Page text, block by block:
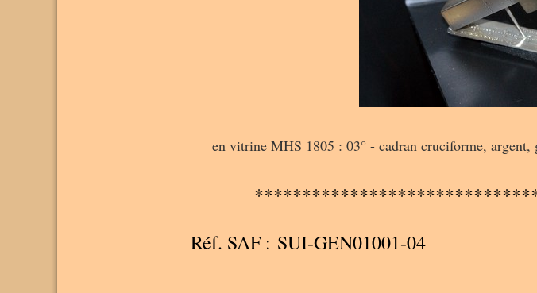
en vitrine MHS 1805 : 03° - cadran cruciforme,
Réf. SAF : SUI-GEN01001-04